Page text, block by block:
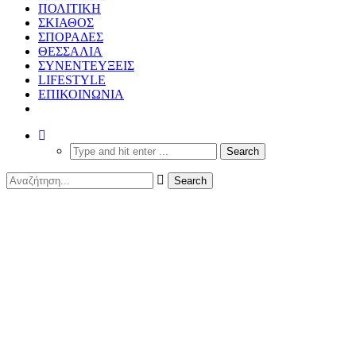
ΠΟΛΙΤΙΚΗ
ΣΚΙΑΘΟΣ
ΣΠΟΡΑΔΕΣ
ΘΕΣΣΑΛΙΑ
ΣΥΝΕΝΤΕΥΞΕΙΣ
LIFESTYLE
ΕΠΙΚΟΙΝΩΝΙΑ